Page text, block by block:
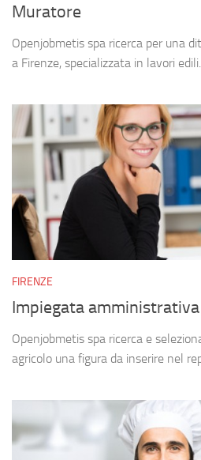
Muratore
Openjobmetis spa ricerca per una
a Firenze, specializzata in lavori edili...
FIRENZE
Impiegata
Openjobmetis spa ricerca e
agricolo una figura da inserire nel